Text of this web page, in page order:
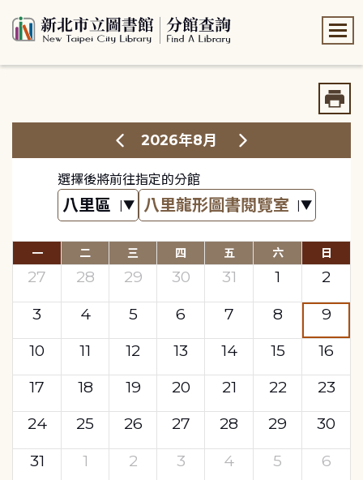
2026年8月
選擇後將前往指定的分館
一 二 三 四 五 六 日
27 28 29 30 31 1
2
3
4 5 6 7 8
9
10
11 12 13 14 15
16
17
18 19 20 21 22
23
24
25 26 27 28 29
30
31
1 2 3 4 5 6